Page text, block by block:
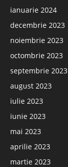
ianuarie 2024
decembrie 2023
noiembrie 2023
octombrie 2023
septembrie 2023
august 2023
iulie 2023
iunie 2023
mai 2023
aprilie 2023
martie 2023